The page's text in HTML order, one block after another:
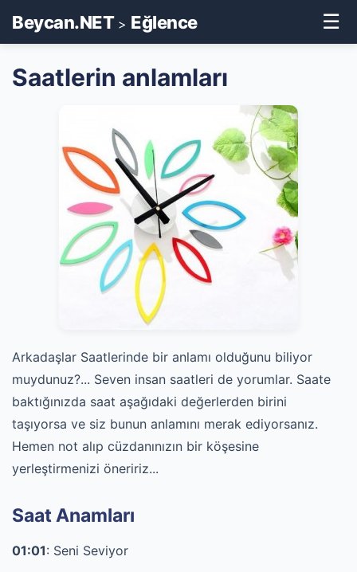
Beycan.NET> Eğlence ☰
Saatlerin anlamları
Arkadaşlar Saatlerinde bir anlamı olduğunu biliyor
muydunuz?... Seven insan saatleri de yorumlar. Saate
baktığınızda saat aşağıdaki değerlerden birini
taşıyorsa ve siz bunun anlamını merak ediyorsanız.
Hemen not alıp cüzdanınızın bir köşesine
yerleştirmenizi öneririz...
Saat Anamları
01:01: Seni Seviyor